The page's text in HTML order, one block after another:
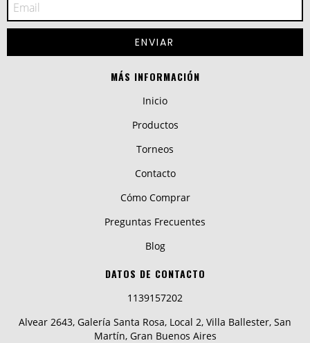
MÁS INFORMACIÓN
Inicio
Productos
Torneos
Contacto
Cómo Comprar
Preguntas Frecuentes
Blog
DATOS DE CONTACTO
1139157202
Alvear 2643, Galería Santa Rosa, Local 2, Villa Ballester, San
Martín, Gran Buenos Aires